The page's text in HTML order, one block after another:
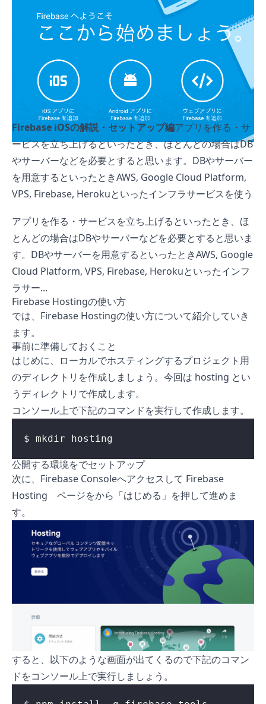
Firebase iOSの解説・セットアップ編アプリを作る・サ
ービスを立ち上げるといったとき、ほとんどの場合はDB
やサーバーなどを必要とすると思います。DBやサーバー
を用意するといったときAWS, Google Cloud Platform,
VPS, Firebase, Herokuといったインフラサービスを使う
アプリを作る・サービスを立ち上げるといったとき、ほ
とんどの場合はDBやサーバーなどを必要とすると思いま
す。DBやサーバーを用意するといったときAWS, Google
Cloud Platform, VPS, Firebase, Herokuといったインフ
ラサー...
Firebase Hostingの使い方
では、Firebase Hostingの使い方について紹介していき
ます。
事前に準備しておくこと
はじめに、ローカルでホスティングするプロジェクト用
のディレクトリを作成しましょう。今回は hosting とい
うディレクトリで作成します。
コンソール上で下記のコマンドを実行して作成します。
$ mkdir hosting
公開する環境をでセットアップ
次に、Firebase Consoleへアクセスして Firebase
Hosting ページをから「はじめる」を押して進めま
す。
すると、以下のような画面が出てくるので下記のコマン
ドをコンソール上で実行しましょう。